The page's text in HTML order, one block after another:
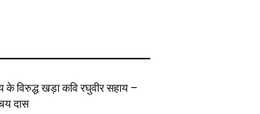
के विरुद्ध खड़ा कवि रघुवीर सहाय –
दास